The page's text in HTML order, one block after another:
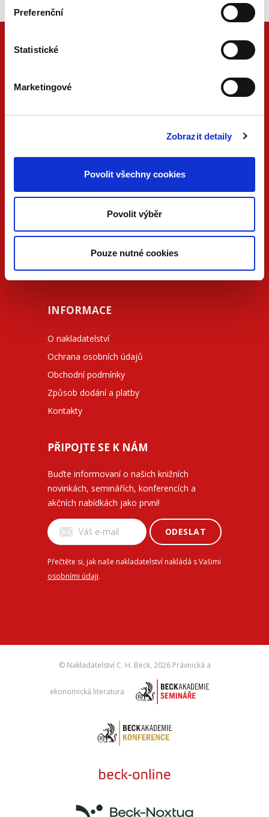
Preferenční
Statistické
Marketingové
Zobrazit detaily
Povolit všechny cookies
Povolit výběr
Pouze nutné cookies
PDF
VERZE
KONTAKTUJTE NÁS
facebook.com/beck.cz
INFORMACE
O nakladatelství
Ochrana osobních údajů
Obchodní podmínky
Způsob dodání a platby
Kontakty
PŘIPOJTE SE K NÁM
Buďte informovaní o našich knižních
novinkách, seminářích, konferencích a
akčních nabídkách jako první!
ODESLAT
Přečtěte si, jak naše nakladatelství nakládá s Vašimi
osobními údaji.
© Nakladatelství C. H. Beck, 2026 Právnická a
ekonomická literatura